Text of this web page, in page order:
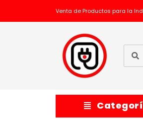
Venta de Productos para la
Buscar